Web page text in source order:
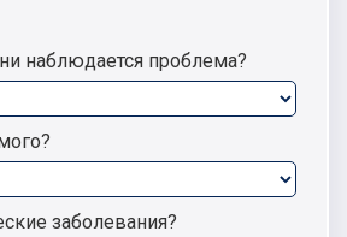
наблюдается проблема?
заболевания?